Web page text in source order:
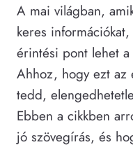
A mai világban,
keres
érintési pont lehet
Ahhoz, hogy ezt az
tedd,
Ebben a cikkben
jó szövegírás, és